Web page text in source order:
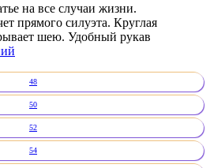
на все случаи жизни.
прямого силуэта. Круглая
шею. Удобный рукав
48
50
52
54